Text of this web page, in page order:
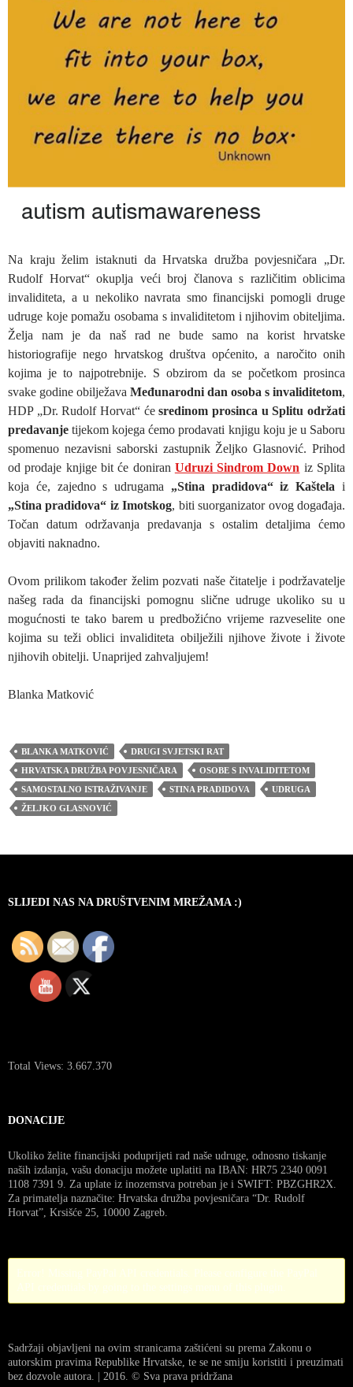
Na kraju želim istaknuti da Hrvatska družba povjesničara „Dr.
Rudolf Horvat“ okuplja veći broj članova s različitim oblicima
invaliditeta, a u nekoliko navrata smo financijski pomogli druge
udruge koje pomažu osobama s invaliditetom i njihovim obiteljima.
Želja nam je da naš rad ne bude samo na korist hrvatske
historiografije nego hrvatskog društva općenito, a naročito onih
kojima je to najpotrebnije. S obzirom da se početkom prosinca
svake godine obilježava Međunarodni dan osoba s invaliditetom,
HDP „Dr. Rudolf Horvat“ ćesredinom prosinca u Splitu održati
predavanje tijekom kojega ćemo prodavati knjigu koju je u Saboru
spomenuo nezavisni saborski zastupnik Željko Glasnović. Prihod
od prodaje knjige bit će doniran Udruzi Sindrom Down iz Splita
koja će, zajedno s udrugama „Stina pradidova“ iz Kaštela i
„Stina pradidova“ iz Imotskog, biti suorganizator ovog događaja.
Točan datum održavanja predavanja s ostalim detaljima ćemo
objaviti naknadno.
Ovom prilikom također želim pozvati naše čitatelje i podržavatelje
našeg rada da financijski pomognu slične udruge ukoliko su u
mogućnosti te tako barem u predbožićno vrijeme razveselite one
kojima su teži oblici invaliditeta obilježili njihove živote i živote
njihovih obitelji. Unaprijed zahvaljujem!
Blanka Matković
BLANKA MATKOVIĆ
DRUGI SVJETSKI RAT
HRVATSKA DRUŽBA POVJESNIČARA
OSOBE S INVALIDITETOM
SAMOSTALNO ISTRAŽIVANJE
STINA PRADIDOVA
UDRUGA
ŽELJKO GLASNOVIĆ
SLIJEDI NAS NA DRUŠTVENIM MREŽAMA :)
Total Views: 3.667.370
DONACIJE
Ukoliko želite financijski poduprijeti rad naše udruge, odnosno tiskanje
naših izdanja, vašu donaciju možete uplatiti na IBAN: HR75 2340 0091
1108 7391 9. Za uplate iz inozemstva potreban je i SWIFT: PBZGHR2X.
Za primatelja naznačite: Hrvatska družba povjesničara “Dr. Rudolf
Horvat”, Krsišće 25, 10000 Zagreb.
Sadržaji objavljeni na ovim stranicama zaštićeni su prema Zakonu o
autorskim pravima Republike Hrvatske, te se ne smiju koristiti i preuzimati
bez dozvole autora. | 2016. © Sva prava pridržana